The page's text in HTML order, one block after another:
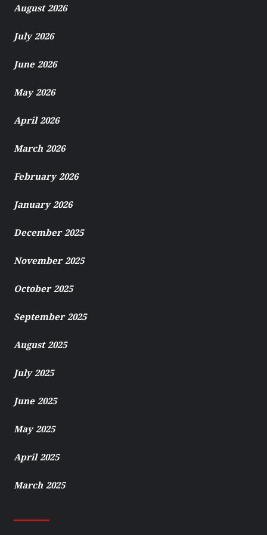
August 2026
July 2026
June 2026
May 2026
April 2026
March 2026
February 2026
January 2026
December 2025
November 2025
October 2025
September 2025
August 2025
July 2025
June 2025
May 2025
April 2025
March 2025